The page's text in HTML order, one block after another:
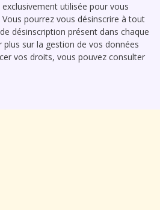
utilisée pour vous
pourrez vous désinscrire à tout
désinscription présent dans chaque
sur la gestion de vos données
vos droits, vous pouvez consulter